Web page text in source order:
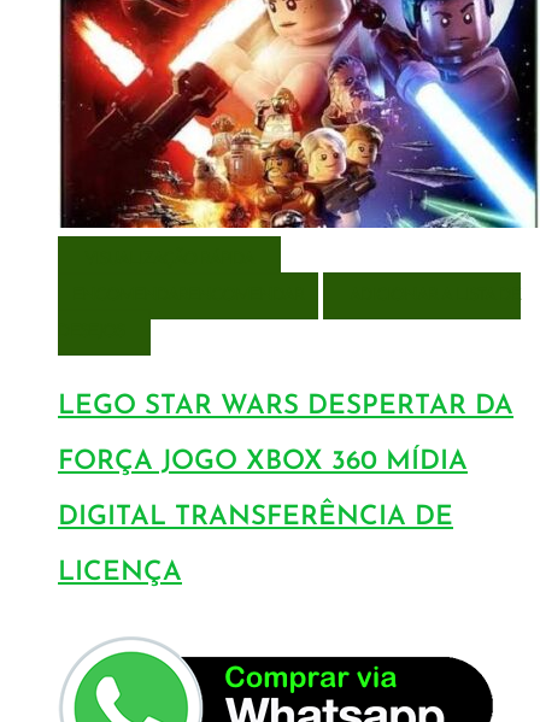
LEGO STAR WARS DESPERTAR DA
FORÇA JOGO XBOX 360 MÍDIA
DIGITAL TRANSFERÊNCIA DE
LICENÇA